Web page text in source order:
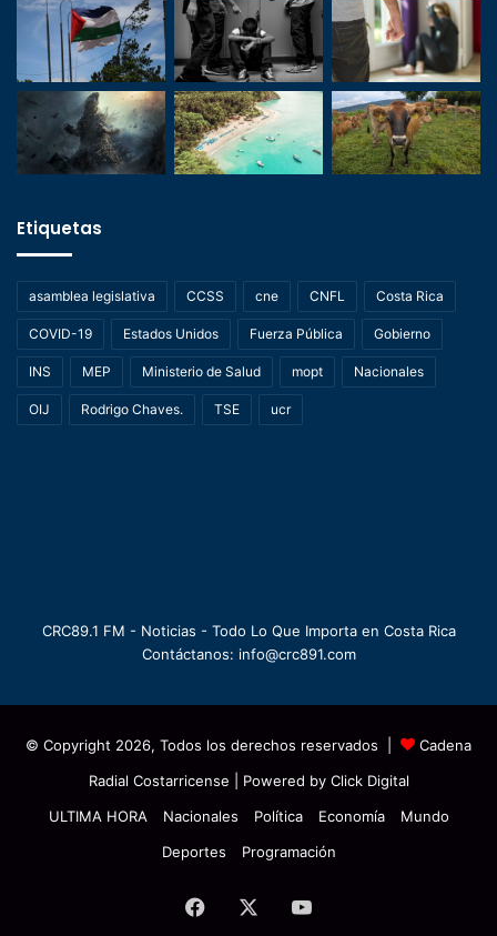
Etiquetas
asamblea legislativa CCSS cne CNFL Costa Rica
COVID-19 Estados Unidos Fuerza Pública Gobierno
INS MEP Ministerio de Salud mopt Nacionales
OIJ Rodrigo Chaves. TSE ucr
CRC89.1 FM - Noticias - Todo Lo Que Importa en Costa Rica
Contáctanos: info@crc891.com
© Copyright 2026, Todos los derechos reservados |
Cadena
Radial Costarricense | Powered by Click Digital
ULTIMA HORA
Nacionales Política Economía
Mundo
Deportes
Programación
Facebook